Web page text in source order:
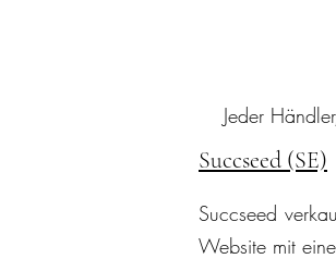
Succseed (SE)
Succseed
Website mit
Jeder